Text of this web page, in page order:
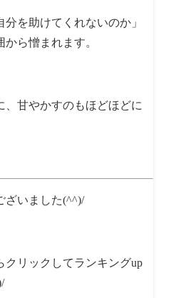
を助けてくれないのか」
ら憎まれます。
、甘やかすのもほどほどに
ざいました(^^)/
クリックしてランキングup